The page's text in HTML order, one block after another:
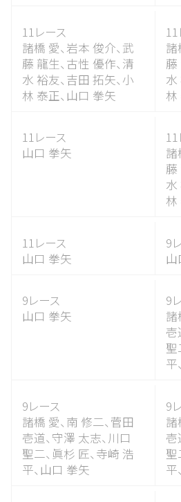
11レース
諸橋 愛、 岩本 俊介、 武
藤 龍生、 古性 優作、 清
水 裕友、 吉田 拓矢、 小
林 泰正、 山口 拳矢
諸
藤
水
林
11レース
山口 拳矢
11
諸
藤
水
林
11レース
山口 拳矢
9
山
9レース
山口 拳矢
9
諸
壱
聖
平、
9レース
諸橋 愛、 南 修二、 菅田
壱道、 守澤 太志、 川口
聖二、 眞杉 匠、 寺崎 浩
平、 山口 拳矢
9
諸
壱
聖
平、